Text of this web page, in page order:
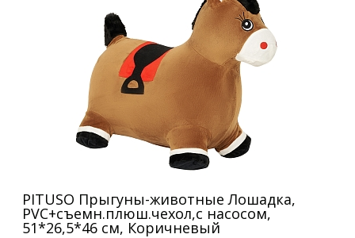
PITUSO Прыгуны-животные Лошадка,
PVC+съемн.плюш.чехол,с насосом,
51*26,5*46 см, Коричневый